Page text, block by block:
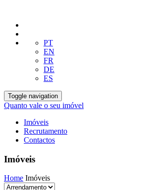
PT
EN
FR
DE
ES
Toggle navigation
Quanto vale o seu imóvel
Imóveis
Recrutamento
Contactos
Imóveis
Home Imóveis